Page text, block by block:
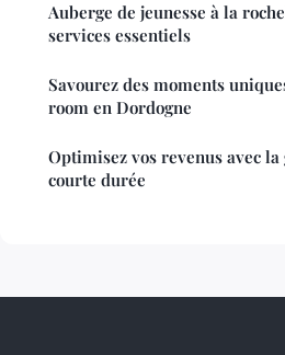
Auberge de jeunesse à la
services essentiels
Savourez des moments
room en Dordogne
Optimisez vos revenus avec
courte durée